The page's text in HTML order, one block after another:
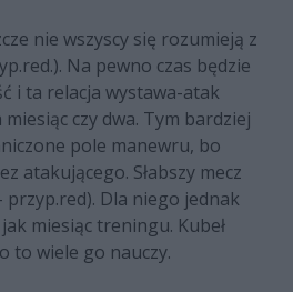
nie wszyscy się rozumieją z
Na pewno czas będzie
i ta relacja wystawa-atak
czy dwa. Tym bardziej
pole manewru, bo
atakującego. Słabszy mecz
przyp.red). Dla niego jednak
miesiąc treningu. Kubeł
to wiele go nauczy.